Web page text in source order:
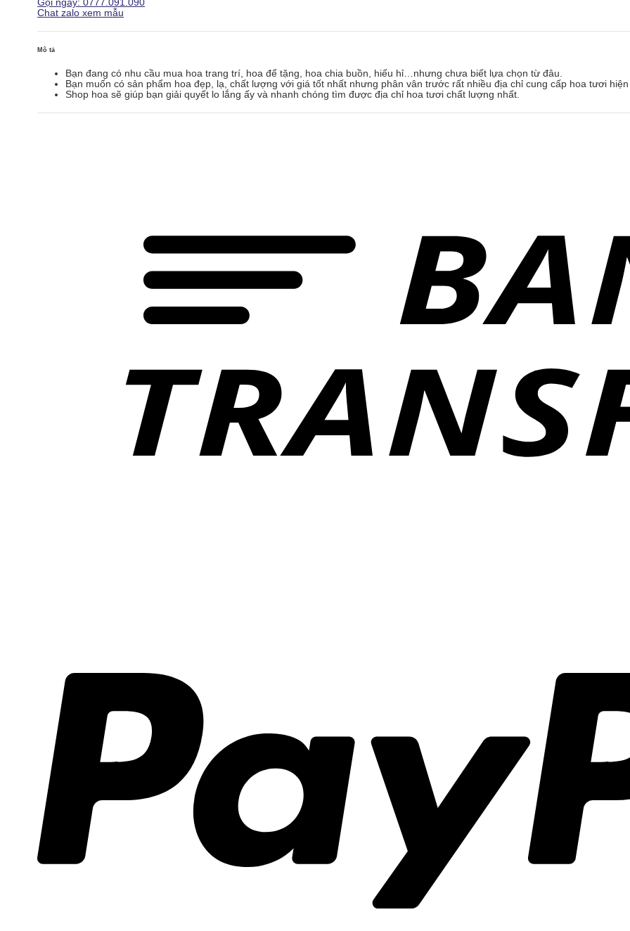
số
lượng
Gọi ngay: 0777.091.090
Chat zalo xem mẫu
Mô tả
Bạn đang có nhu cầu mua hoa trang trí, hoa để tặng, hoa chia buồn, hiếu hỉ…nhưng chưa biết lựa chọn từ đâu.
Bạn muốn có sản phẩm hoa đẹp, lạ, chất lượng với giá tốt nhất nhưng phân vân trước rất nhiều địa chỉ cung cấp hoa tươi hiện
Shop hoa sẽ giúp bạn giải quyết lo lắng ấy và nhanh chóng tìm được địa chỉ hoa tươi chất lượng nhất.